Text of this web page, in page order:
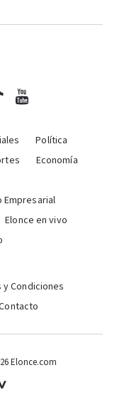
Política
Economía
Empresarial
Elonce en vivo
y Condiciones
Elonce.com